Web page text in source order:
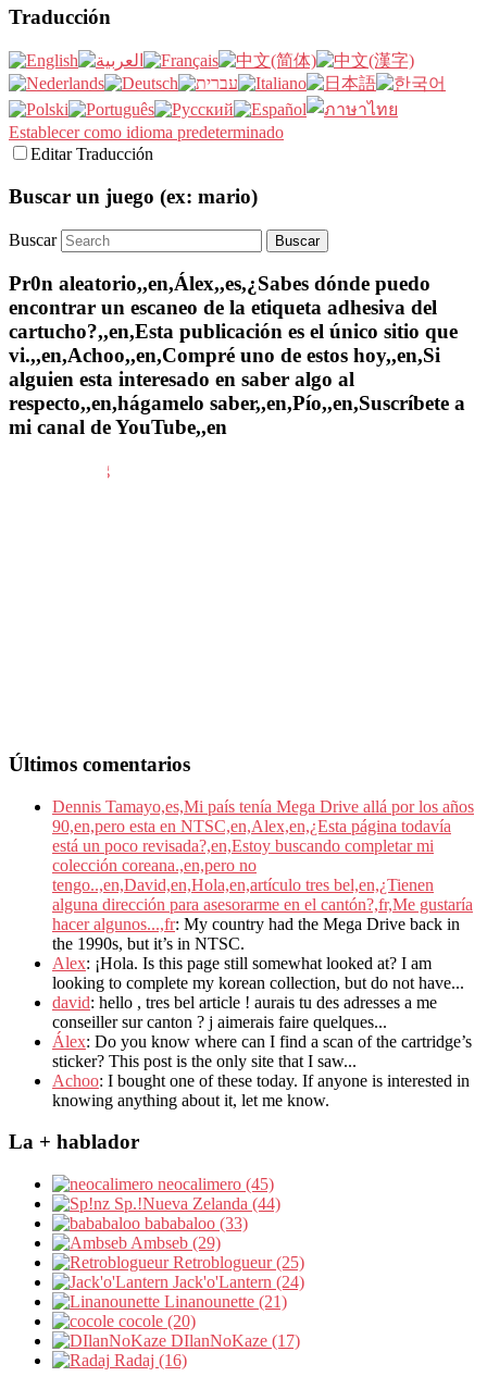
Traducción
Establecer como idioma predeterminado
Editar Traducción
Buscar un juego (ex: mario)
Buscar
Pr0n aleatorio,,en,Álex,,es,¿Sabes dónde puedo
encontrar un escaneo de la etiqueta adhesiva del
cartucho?,,en,Esta publicación es el único sitio que
vi.,,en,Achoo,,en,Compré uno de estos hoy,,en,Si
alguien esta interesado en saber algo al
respecto,,en,hágamelo saber,,en,Pío,,en,Suscríbete a
mi canal de YouTube,,en
Últimos comentarios
Dennis Tamayo,es,Mi país tenía Mega Drive allá por los años
90,en,pero esta en NTSC,en,Alex,en,¿Esta página todavía
está un poco revisada?,en,Estoy buscando completar mi
colección coreana.,en,pero no
tengo..,en,David,en,Hola,en,artículo tres bel,en,¿Tienen
alguna dirección para asesorarme en el cantón?,fr,Me gustaría
hacer algunos...,fr: My country had the Mega Drive back in
the 1990s, but it’s in NTSC.
Alex: ¡Hola. Is this page still somewhat looked at? I am
looking to complete my korean collection, but do not have...
david: hello , tres bel article ! aurais tu des adresses a me
conseiller sur canton ? j aimerais faire quelques...
Álex: Do you know where can I find a scan of the cartridge’s
sticker? This post is the only site that I saw...
Achoo: I bought one of these today. If anyone is interested in
knowing anything about it, let me know.
La + hablador
neocalimero (45)
Sp.!Nueva Zelanda (44)
bababaloo (33)
Ambseb (29)
Retroblogueur (25)
Jack'o'Lantern (24)
Linanounette (21)
cocole (20)
DIlanNoKaze (17)
Radaj (16)